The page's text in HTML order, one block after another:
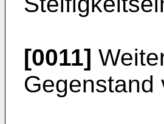
[0011]
Gegenstand